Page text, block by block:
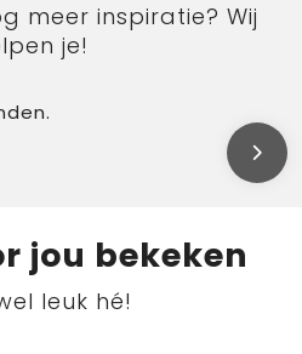
meer inspiratie? Wij
je!
jou bekeken
leuk hé!